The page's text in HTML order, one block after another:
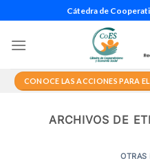
al
contenido
Cátedra de
CONOCE LAS ACCIONES PARA
ARCHIVOS DE
OTRAS